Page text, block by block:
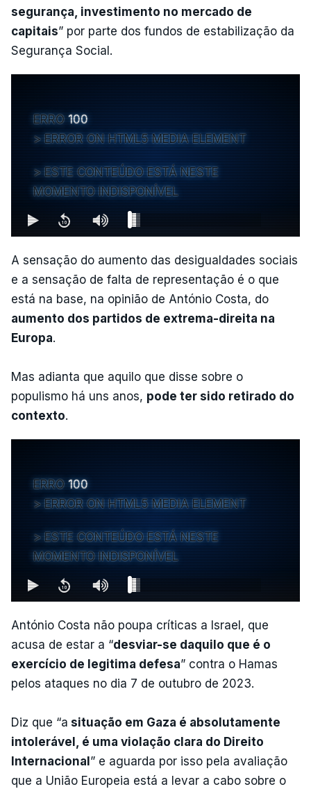
segurança, investimento no mercado de
capitais” por parte dos fundos de estabilização da
Segurança Social.
ERRO 100
ERROR ON HTML5 MEDIA ELEMENT
ESTE CONTEÚDO ESTÁ NESTE
MOMENTO INDISPONÍVEL
A sensação do aumento das desigualdades sociais
e a sensação de falta de representação é o que
está na base, na opinião de António Costa, do
aumento dos partidos de extrema-direita na
Europa.
Mas adianta que aquilo que disse sobre o
populismo há uns anos, pode ter sido retirado do
contexto.
ERRO 100
ERROR ON HTML5 MEDIA ELEMENT
ESTE CONTEÚDO ESTÁ NESTE
MOMENTO INDISPONÍVEL
António Costa não poupa críticas a Israel, que
acusa de estar a “desviar-se daquilo que é o
exercício de legitima defesa” contra o Hamas
pelos ataques no dia 7 de outubro de 2023.
Diz que “a situação em Gaza é absolutamente
intolerável, é uma violação clara do Direito
Internacional ” e aguarda por isso pela avaliação
que a União Europeia está a levar a cabo sobre o